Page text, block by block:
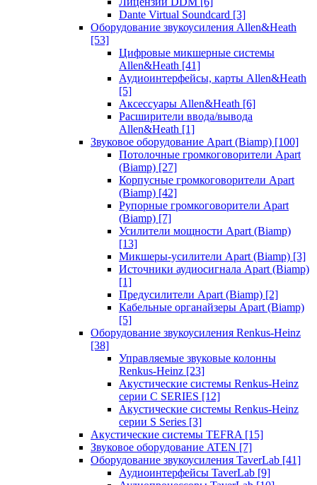
Dante Virtual Soundcard [3]
Оборудование звукоусиления Allen&Heath
[53]
Цифровые микшерные системы
Allen&Heath [41]
Аудиоинтерфейсы, карты Allen&Heath
[5]
Аксессуары Allen&Heath [6]
Расширители ввода/вывода
Allen&Heath [1]
Звуковое оборудование Apart (Biamp) [100]
Потолочные громкоговорители Apart
(Biamp) [27]
Корпусные громкоговорители Apart
(Biamp) [42]
Рупорные громкоговорители Apart
(Biamp) [7]
Усилители мощности Apart (Biamp)
[13]
Микшеры-усилители Apart (Biamp) [3]
Источники аудиосигнала Apart (Biamp)
[1]
Предусилители Apart (Biamp) [2]
Кабельные органайзеры Apart (Biamp)
[5]
Оборудование звукоусиления Renkus-Heinz
[38]
Управляемые звуковые колонны
Renkus-Heinz [23]
Акустические системы Renkus-Heinz
серии C SERIES [12]
Акустические системы Renkus-Heinz
серии S Series [3]
Акустические системы TEFRA [15]
Звуковое оборудование ATEN [7]
Оборудование звукоусиления TaverLab [41]
Аудиоинтерфейсы TaverLab [9]